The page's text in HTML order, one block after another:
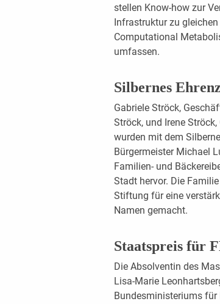
stellen Know-how zur
Infrastruktur zu
Computational
umfassen.
Silbernes
Gabriele Ströck,
Ströck, und Irene
wurden mit dem
Bürgermeister Michael
Familien- und
Stadt hervor. Die
Stiftung für eine
Namen gemacht.
Staatspreis für
Die Absolventin des
Lisa-Marie
Bundesministeriums